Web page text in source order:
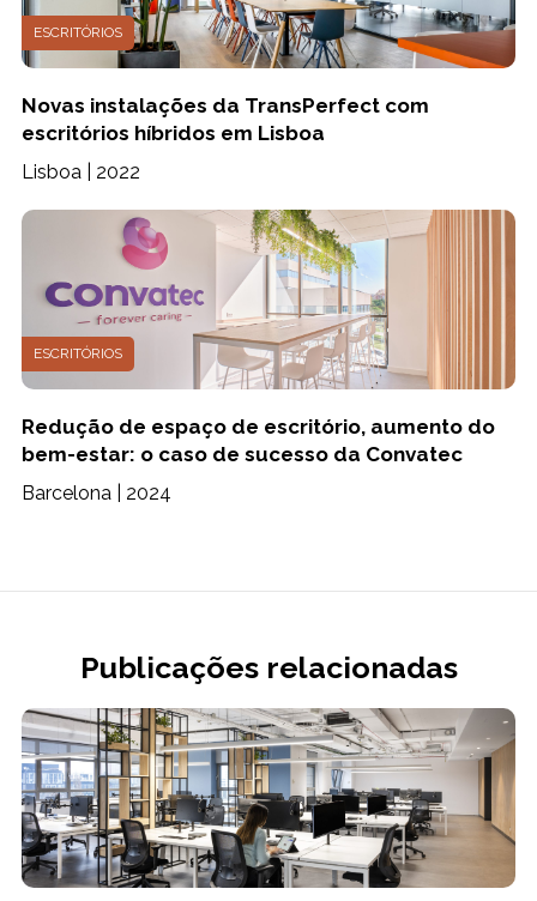
ESCRITÓRIOS
Novas instalações da TransPerfect com
escritórios híbridos em Lisboa
Lisboa | 2022
ESCRITÓRIOS
Redução de espaço de escritório, aumento do
bem-estar: o caso de sucesso da Convatec
Barcelona | 2024
Publicações relacionadas